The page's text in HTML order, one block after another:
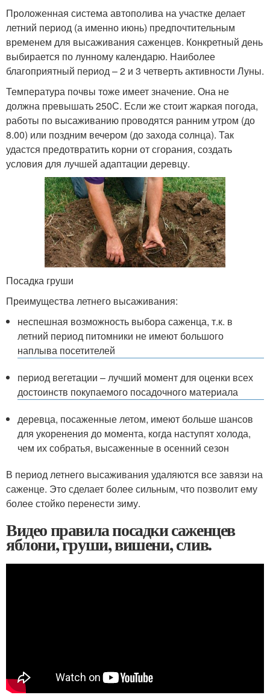
Проложенная система автополива на участке делает
летний период (а именно июнь) предпочтительным
временем для высаживания саженцев. Конкретный день
выбирается по лунному календарю. Наиболее
благоприятный период – 2 и 3 четверть активности Луны.
Температура почвы тоже имеет значение. Она не
должна превышать 250С. Если же стоит жаркая погода,
работы по высаживанию проводятся ранним утром (до
8.00) или поздним вечером (до захода солнца). Так
удастся предотвратить корни от сгорания, создать
условия для лучшей адаптации деревцу.
Посадка груши
Преимущества летнего высаживания:
неспешная возможность выбора саженца, т.к. в
летний период питомники не имеют большого
наплыва посетителей
период вегетации – лучший момент для оценки всех
достоинств покупаемого посадочного материала
деревца, посаженные летом, имеют больше шансов
для укоренения до момента, когда наступят холода,
чем их собратья, высаженные в осенний сезон
В период летнего высаживания удаляются все завязи на
саженце. Это сделает более сильным, что позволит ему
более стойко перенести зиму.
Видео правила посадки саженцев
яблони, груши, вишени, слив.